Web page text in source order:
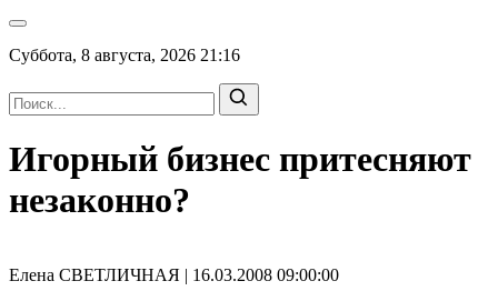
Суббота, 8 августа, 2026 21:16
Игорный бизнес притесняют
незаконно?
Елена СВЕТЛИЧНАЯ | 16.03.2008 09:00:00